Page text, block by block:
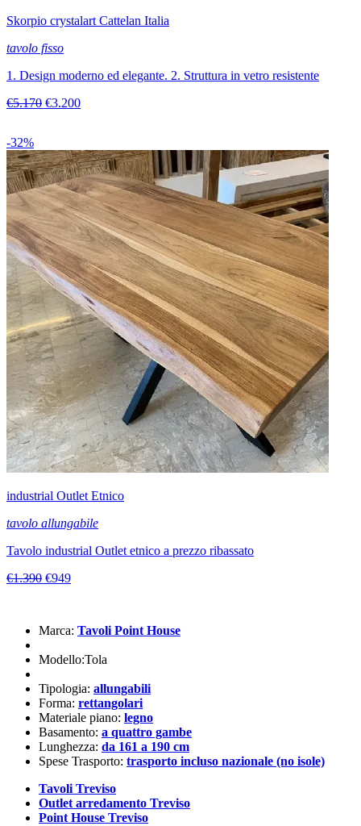
Skorpio crystalart Cattelan Italia
tavolo fisso
1. Design moderno ed elegante. 2. Struttura in vetro resistente
€5.170 €3.200
-32%
industrial Outlet Etnico
tavolo allungabile
Tavolo industrial Outlet etnico a prezzo ribassato
€1.390 €949
Marca: Tavoli Point House
Modello:Tola
Tipologia: allungabili
Forma: rettangolari
Materiale piano: legno
Basamento: a quattro gambe
Lunghezza: da 161 a 190 cm
Spese Trasporto: trasporto incluso nazionale (no isole)
Tavoli Treviso
Outlet arredamento Treviso
Point House Treviso